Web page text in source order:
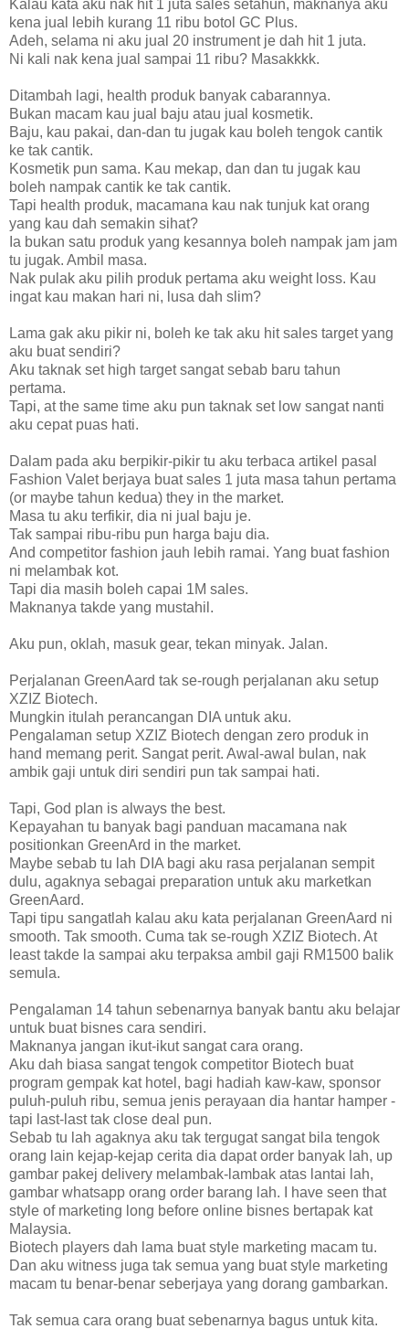
Kalau kata aku nak hit 1 juta sales setahun, maknanya aku
kena jual lebih kurang 11 ribu botol GC Plus.
Adeh, selama ni aku jual 20 instrument je dah hit 1 juta.
Ni kali nak kena jual sampai 11 ribu? Masakkkk.
Ditambah lagi, health produk banyak cabarannya.
Bukan macam kau jual baju atau jual kosmetik.
Baju, kau pakai, dan-dan tu jugak kau boleh tengok cantik
ke tak cantik.
Kosmetik pun sama. Kau mekap, dan dan tu jugak kau
boleh nampak cantik ke tak cantik.
Tapi health produk, macamana kau nak tunjuk kat orang
yang kau dah semakin sihat?
Ia bukan satu produk yang kesannya boleh nampak jam jam
tu jugak. Ambil masa.
Nak pulak aku pilih produk pertama aku weight loss. Kau
ingat kau makan hari ni, lusa dah slim?
Lama gak aku pikir ni, boleh ke tak aku hit sales target yang
aku buat sendiri?
Aku taknak set high target sangat sebab baru tahun
pertama.
Tapi, at the same time aku pun taknak set low sangat nanti
aku cepat puas hati.
Dalam pada aku berpikir-pikir tu aku terbaca artikel pasal
Fashion Valet berjaya buat sales 1 juta masa tahun pertama
(or maybe tahun kedua) they in the market.
Masa tu aku terfikir, dia ni jual baju je.
Tak sampai ribu-ribu pun harga baju dia.
And competitor fashion jauh lebih ramai. Yang buat fashion
ni melambak kot.
Tapi dia masih boleh capai 1M sales.
Maknanya takde yang mustahil.
Aku pun, oklah, masuk gear, tekan minyak. Jalan.
Perjalanan GreenAard tak se-rough perjalanan aku setup
XZIZ Biotech.
Mungkin itulah perancangan DIA untuk aku.
Pengalaman setup XZIZ Biotech dengan zero produk in
hand memang perit. Sangat perit. Awal-awal bulan, nak
ambik gaji untuk diri sendiri pun tak sampai hati.
Tapi, God plan is always the best.
Kepayahan tu banyak bagi panduan macamana nak
positionkan GreenArd in the market.
Maybe sebab tu lah DIA bagi aku rasa perjalanan sempit
dulu, agaknya sebagai preparation untuk aku marketkan
GreenAard.
Tapi tipu sangatlah kalau aku kata perjalanan GreenAard ni
smooth. Tak smooth. Cuma tak se-rough XZIZ Biotech. At
least takde la sampai aku terpaksa ambil gaji RM1500 balik
semula.
Pengalaman 14 tahun sebenarnya banyak bantu aku belajar
untuk buat bisnes cara sendiri.
Maknanya jangan ikut-ikut sangat cara orang.
Aku dah biasa sangat tengok competitor Biotech buat
program gempak kat hotel, bagi hadiah kaw-kaw, sponsor
puluh-puluh ribu, semua jenis perayaan dia hantar hamper -
tapi last-last tak close deal pun.
Sebab tu lah agaknya aku tak tergugat sangat bila tengok
orang lain kejap-kejap cerita dia dapat order banyak lah, up
gambar pakej delivery melambak-lambak atas lantai lah,
gambar whatsapp orang order barang lah. I have seen that
style of marketing long before online bisnes bertapak kat
Malaysia.
Biotech players dah lama buat style marketing macam tu.
Dan aku witness juga tak semua yang buat style marketing
macam tu benar-benar seberjaya yang dorang gambarkan.
Tak semua cara orang buat sebenarnya bagus untuk kita.